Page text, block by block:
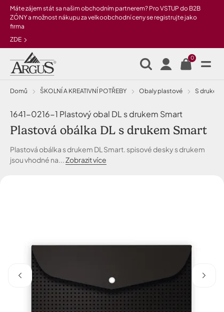
Přeskočit na hlavní obsah
Máte zájem stát sa našim obchodním partnerem? Pro VSTUP do B2B
ZÓNY a možnost nákupu za velkoobchodní ceny se registrujte jako
firma
ZDE
0
Domů ŠKOLNÍ A KREATIVNÍ POTŘEBY Obaly plastové s drukem
1641-0216-1 Plastový obal DL s drukem Smart
Plastová obálka DL s drukem Smart
Plastová obálka s drukem DL Smart. spisové desky s drukem
jsou vhodné na...Zobrazit více